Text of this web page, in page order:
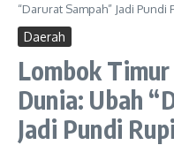
“Darurat Sampah” Jadi Pundi
Daerah
Lombok
Dunia: Ubah
Jadi Pundi